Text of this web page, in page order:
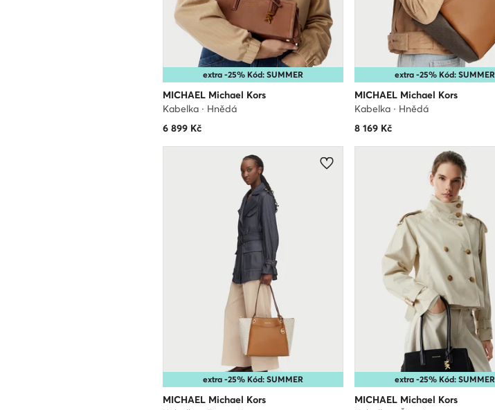
extra -25% Kód: SUMMER
MICHAEL Michael Kors
Kabelka · Hnědá
6 899Kč
extra -25% Kód: SUMMER
MICHAEL Michael Kors
Kabelka · Hnědá
8 169Kč
extra -25% Kód: SUMMER
MICHAEL Michael Kors
extra -25% Kód: SUMMER
MICHAEL Michael Kors